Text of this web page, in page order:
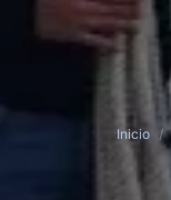
Inicio /